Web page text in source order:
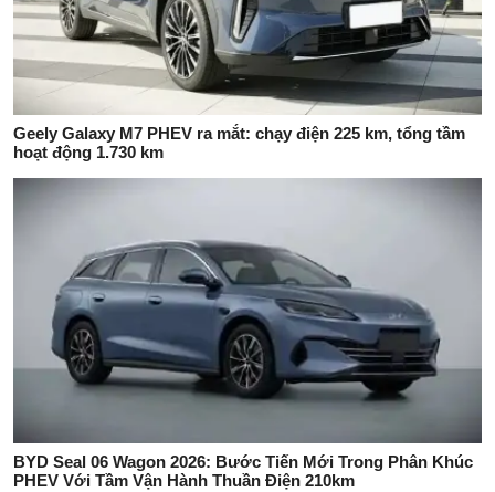
Geely Galaxy M7 PHEV ra mắt: chạy điện 225 km, tổng tầm
hoạt động 1.730 km
BYD Seal 06 Wagon 2026: Bước Tiến Mới Trong Phân Khúc
PHEV Với Tầm Vận Hành Thuần Điện 210km